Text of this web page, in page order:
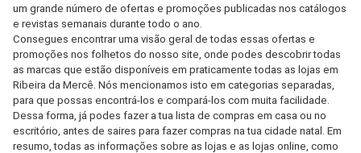
um grande número de ofertas e promoções publicadas nos catálogos
e revistas semanais durante todo o ano.
Consegues encontrar uma visão geral de todas essas ofertas e
promoções nos folhetos do nosso site, onde podes descobrir todas
as marcas que estão disponíveis em praticamente todas as lojas em
Ribeira da Mercê. Nós mencionamos isto em categorias separadas,
para que possas encontrá-los e compará-los com muita facilidade.
Dessa forma, já podes fazer a tua lista de compras em casa ou no
escritório, antes de saires para fazer compras na tua cidade natal. Em
resumo, todas as informações sobre as lojas e as lojas online, como